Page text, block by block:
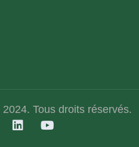
2024. Tous droits réservés.